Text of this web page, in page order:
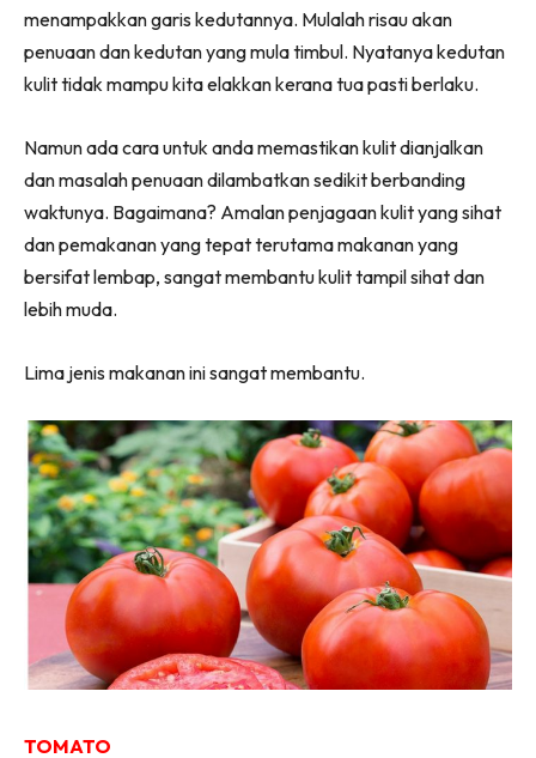
menampakkan garis kedutannya. Mulalah risau akan
penuaan dan kedutan yang mula timbul. Nyatanya kedutan
kulit tidak mampu kita elakkan kerana tua pasti berlaku.
Namun ada cara untuk anda memastikan kulit dianjalkan
dan masalah penuaan dilambatkan sedikit berbanding
waktunya. Bagaimana? Amalan penjagaan kulit yang sihat
dan pemakanan yang tepat terutama makanan yang
bersifat lembap, sangat membantu kulit tampil sihat dan
lebih muda.
Lima jenis makanan ini sangat membantu.
TOMATO